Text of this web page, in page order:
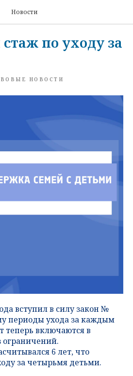
Новости
по уходу за
НОВОСТИ
вступил в силу закон №
периоды ухода за каждым
теперь включаются в
ограничений.
6 лет, что
за четырьмя детьми.